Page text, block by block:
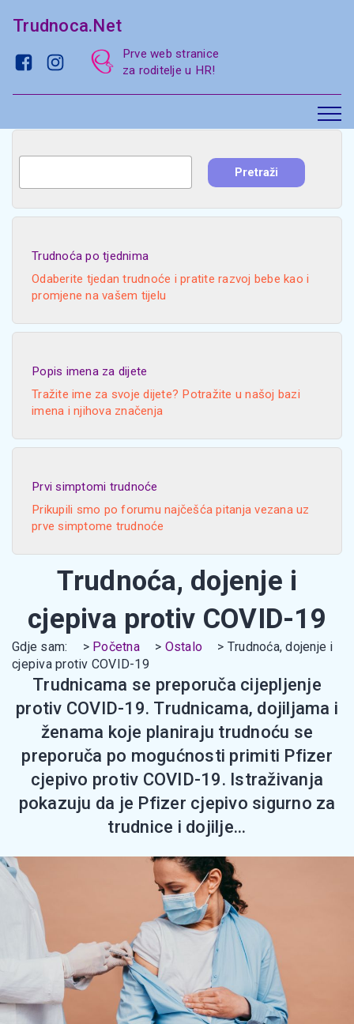
Trudnoca.Net
Prve web stranice
za roditelje u HR!
Trudnoća po tjednima
Odaberite tjedan trudnoće i pratite razvoj bebe kao i
promjene na vašem tijelu
Popis imena za dijete
Tražite ime za svoje dijete? Potražite u našoj bazi
imena i njihova značenja
Prvi simptomi trudnoće
Prikupili smo po forumu najčešća pitanja vezana uz
prve simptome trudnoće
Тrudnoća, dojenje i
cjepiva protiv COVID-19
Gdje sam: Početna Ostalo
Тrudnoća, dojenje i
cjepiva protiv COVID-19
Тrudnicama se preporuča cijepljenje
protiv COVID-19. Тrudnicama, dojiljama i
ženama koje planiraju trudnoću se
preporuča po mogućnosti primiti Pfizer
cjepivo protiv COVID-19. Istraživanja
pokazuju da је Pfizer cjepivo sigurno za
trudnice i dojilje...